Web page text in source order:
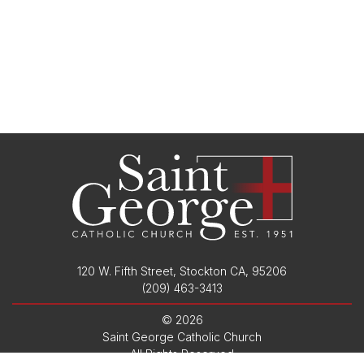
120 W. Fifth Street, Stockton CA, 95206
/
(209) 463-3413
© 2026
/
Saint George Catholic Church
/
All Rights Reserved